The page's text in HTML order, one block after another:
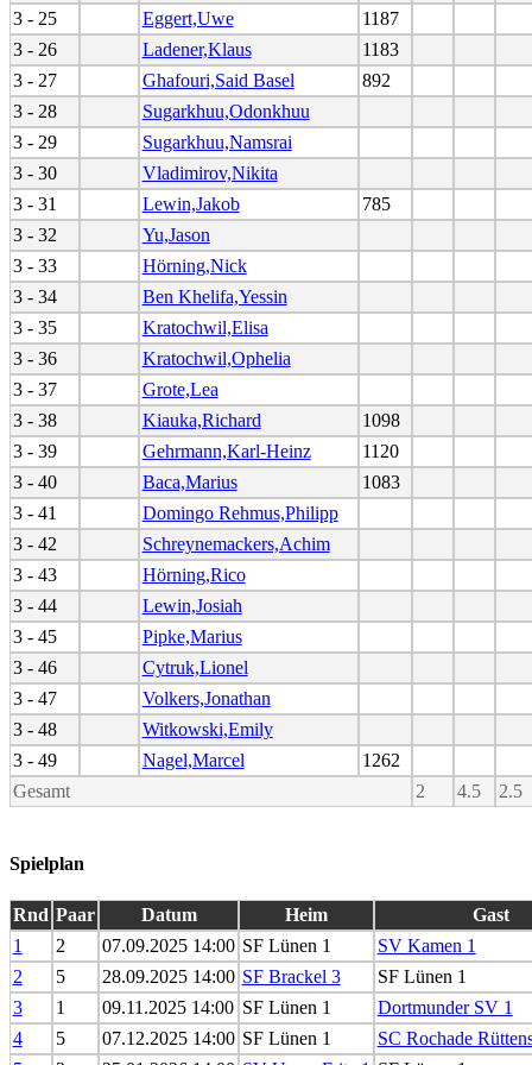
3 - 25 Eggert,Uwe
1187
3 - 26
Ladener,Klaus
1183
3 - 27
Ghafouri,Said Basel
892
3 - 28
Sugarkhuu,Odonkhuu
3 - 29
Sugarkhuu,Namsrai
3 - 30
Vladimirov,Nikita
3 - 31
Lewin,Jakob
785
3 - 32
Yu,Jason
3 - 33
Hörning,Nick
3 - 34
Ben Khelifa,Yessin
3 - 35
Kratochwil,Elisa
3 - 36
Kratochwil,Ophelia
3 - 37
Grote,Lea
3 - 38
Kiauka,Richard
1098
3 - 39
Gehrmann,Karl-Heinz
1120
3 - 40
Baca,Marius
1083
3 - 41
Domingo Rehmus,Philipp
3 - 42
Schreynemackers,Achim
3 - 43
Hörning,Rico
3 - 44
Lewin,Josiah
3 - 45
Pipke,Marius
3 - 46
Cytruk,Lionel
3 - 47
Volkers,Jonathan
3 - 48
Witkowski,Emily
3 - 49
Nagel,Marcel
1262
Gesamt
2 4.5 2.5
Spielplan
Rnd Paar Datum Heim
Gast
1
2 07.09.2025 14:00 SF Lünen 1
SV Kamen 1
2
5 28.09.2025 14:00 SF Brackel 3
SF Lünen 1
3
1 09.11.2025 14:00 SF Lünen 1
Dortmunder SV 1
4
5 07.12.2025 14:00 SF Lünen 1
SC Rochade